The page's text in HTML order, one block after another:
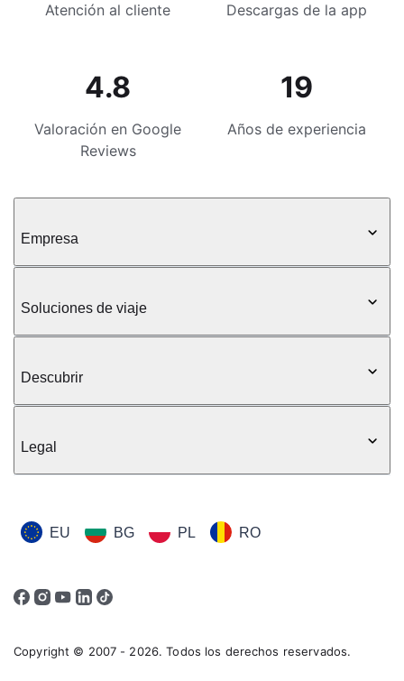
Atención al cliente Descargas de la app
4.8
Valoración en Google
Reviews
19
Años de experiencia
Empresa
Soluciones de viaje
Descubrir
Legal
EU BG PL RO
Copyright © 2007 - 2026. Todos los derechos reservados.